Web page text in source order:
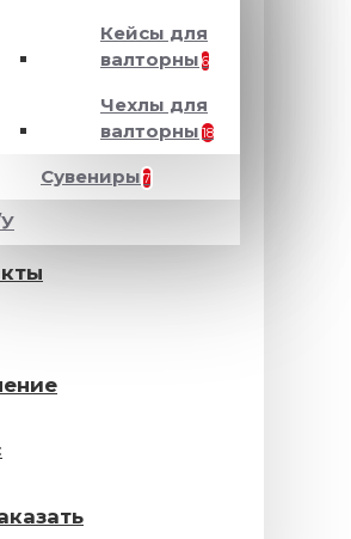
Кейсы для
валторны 6
Чехлы для
валторны 18
Сувениры 7